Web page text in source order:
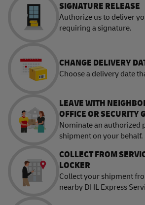
SIGNATURE RELEASE
Authorize us to deliver
requiring a signature.
CHANGE DELIVERY
Choose a delivery date
LEAVE WITH
OFFICE OR SECURITY
Nominate an authorized
shipment on your behalf.
COLLECT FROM
LOCKER
Collect your shipment
nearby DHL Express